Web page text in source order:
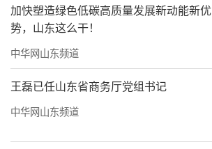
加快塑造绿色低碳高质量发展新动能新优
势，山东这么干！
中华网山东频道
王磊已任山东省商务厅党组书记
中华网山东频道